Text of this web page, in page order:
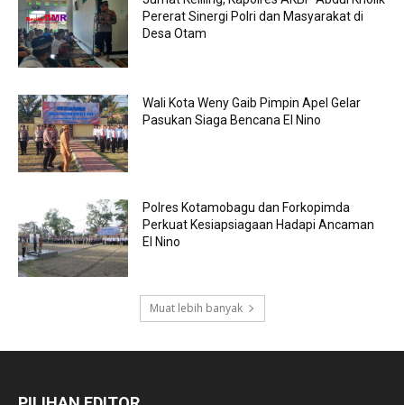
Pererat Sinergi Polri dan Masyarakat di
Desa Otam
Wali Kota Weny Gaib Pimpin Apel Gelar
Pasukan Siaga Bencana El Nino
Polres Kotamobagu dan Forkopimda
Perkuat Kesiapsiagaan Hadapi Ancaman
El Nino
Muat lebih banyak